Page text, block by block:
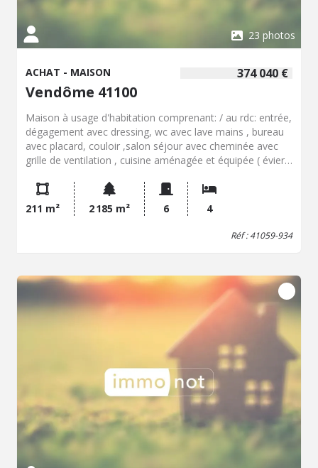
23 photos
374 040 €
ACHAT - MAISON
Vendôme 41100
Maison à usage d'habitation comprenant: / au rdc: entrée,
dégagement avec dressing, wc avec lave mains , bureau
avec placard, couloir ,salon séjour avec cheminée avec
grille de ventilation , cuisine aménagée et équipée ( évier
hotte, four), suite parentale: dressing, salle de bains (
meuble vasque, placards, baignoire, douche, bidet) ,
chambre. Double garage avec point d'eau. / au 1 er étage:
mezzanine avec bibliothèque et insert, chambre avec
de bains ( meuble vasque, baignoire), wc, atelier avec
placard et point d'eau, / au 2ème étage: grenier isolé avec
espace de rangement. / au sous sol: cave avec
surpresseur. Dépendances: appentis, bûcher, cabanon de
jardin. Extérieurs: terrain clos et arboré. Accès bord de
211 m² 2 185 m² 6 4
Réf : 41059-934